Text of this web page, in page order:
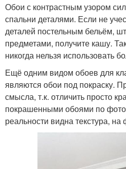
Обои с контрастным узором
спальни деталями. Если не
деталей постельным бельём,
предметами, получите кашу.
никогда нельзя использовать
Ещё одним видом обоев для
являются обои под покраску.
смысла, т.к. отличить просто
покрашенными обоями по
реальности видна текстура,